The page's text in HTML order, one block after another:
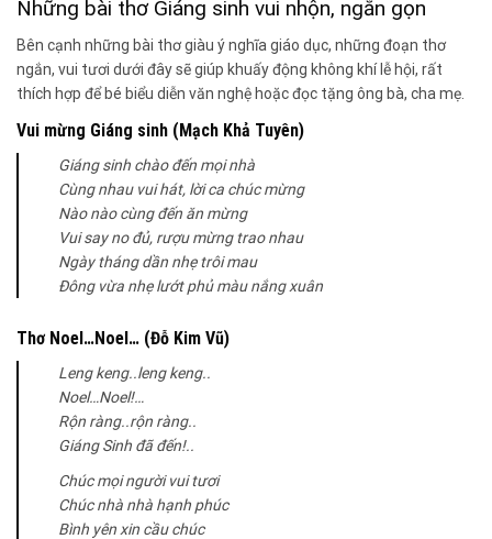
Những bài thơ Giáng sinh vui nhộn, ngắn gọn
Bên cạnh những bài thơ giàu ý nghĩa giáo dục, những đoạn thơ
ngắn, vui tươi dưới đây sẽ giúp khuấy động không khí lễ hội, rất
thích hợp để bé biểu diễn văn nghệ hoặc đọc tặng ông bà, cha mẹ.
Vui mừng Giáng sinh (Mạch Khả Tuyên)
Giáng sinh chào đến mọi nhà
Cùng nhau vui hát, lời ca chúc mừng
Nào nào cùng đến ăn mừng
Vui say no đủ, rượu mừng trao nhau
Ngày tháng dần nhẹ trôi mau
Đông vừa nhẹ lướt phủ màu nắng xuân
Thơ Noel…Noel… (Đỗ Kim Vũ)
Leng keng..leng keng..
Noel…Noel!…
Rộn ràng..rộn ràng..
Giáng Sinh đã đến!..
Chúc mọi người vui tươi
Chúc nhà nhà hạnh phúc
Bình yên xin cầu chúc